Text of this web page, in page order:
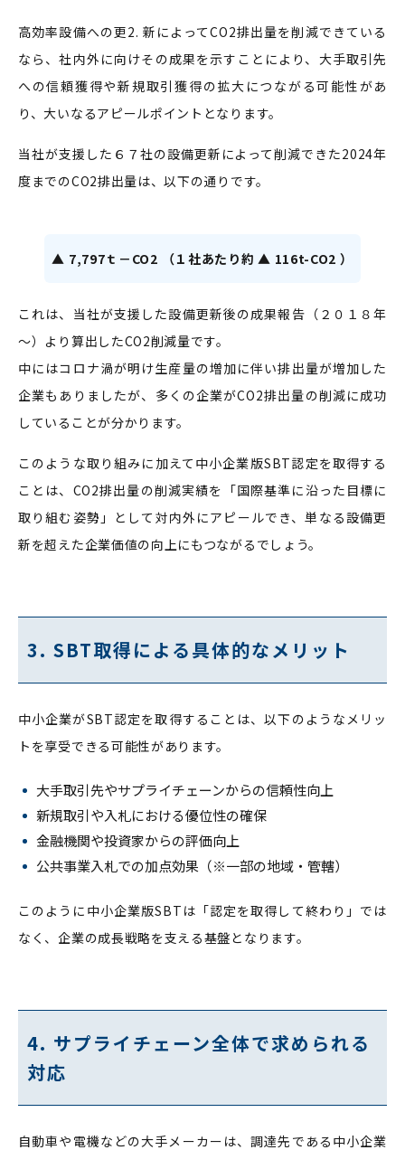
高効率設備への更2. 新によってCO2排出量を削減できている
なら、社内外に向けその成果を示すことにより、大手取引先
への信頼獲得や新規取引獲得の拡大につながる可能性があ
り、大いなるアピールポイントとなります。
当社が支援した６７社の設備更新によって削減できた2024年
度までのCO2排出量は、以下の通りです。
▲ 7,797ｔ－CO2 （１社あたり約 ▲ 116t-CO2 ）
これは、当社が支援した設備更新後の成果報告（２０１８年
～）より算出したCO2削減量です。
中にはコロナ渦が明け生産量の増加に伴い排出量が増加した
企業もありましたが、多くの企業がCO2排出量の削減に成功
していることが分かります。
このような取り組みに加えて中小企業版SBT認定を取得する
ことは、CO2排出量の削減実績を「国際基準に沿った目標に
取り組む姿勢」として対内外にアピールでき、単なる設備更
新を超えた企業価値の向上にもつながるでしょう。
3. SBT取得による具体的なメリット
中小企業がSBT認定を取得することは、以下のようなメリッ
トを享受できる可能性があります。
大手取引先やサプライチェーンからの信頼性向上
新規取引や入札における優位性の確保
金融機関や投資家からの評価向上
公共事業入札での加点効果（※一部の地域・管轄）
このように中小企業版SBTは「認定を取得して終わり」では
なく、企業の成長戦略を支える基盤となります。
4. サプライチェーン全体で求められる
対応
自動車や電機などの大手メーカーは、調達先である中小企業